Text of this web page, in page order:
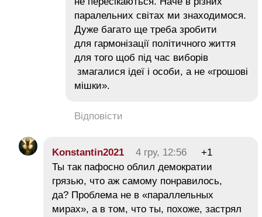
паралельних світах ми знаходимося.
Дуже багато ще треба зробити
для гармонізації політичного життя
для того щоб під час виборів
змагалися ідеї і особи, а не «грошові
мішки».
Відповісти
Konstantin2021 4 гру, 12:56
+1
Ты так пафосно облил демократии
грязью, что аж самому понравилось,
да? Проблема не в «параллельных
мирах», а в том, что ты, похоже, застрял